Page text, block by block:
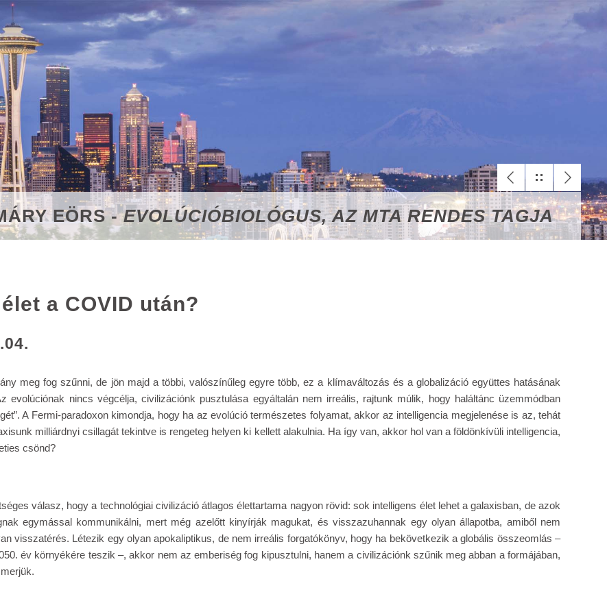
EÖRS -EVOLÚCIÓBIOLÓGUS, AZ MTA RENDES TAGJA
a COVID után?
meg fog szűnni, de jön majd a többi, valószínűleg egyre több, ez a klímaváltozás és a globalizáció együttes hatásának
evolúciónak nincs végcélja, civilizációnk pusztulása egyáltalán nem irreális, rajtunk múlik, hogy haláltánc üzemmódban
A Fermi-paradoxon kimondja, hogy ha az evolúció természetes folyamat, akkor az intelligencia megjelenése is az, tehát
milliárdnyi csillagát tekintve is rengeteg helyen ki kellett alakulnia. Ha így van, akkor hol van a földönkívüli intelligencia,
csönd?
válasz, hogy a technológiai civilizáció átlagos élettartama nagyon rövid: sok intelligens élet lehet a galaxisban, de azok
egymással kommunikálni, mert még azelőtt kinyírják magukat, és visszazuhannak egy olyan állapotba, amiből nem
visszatérés. Létezik egy olyan apokaliptikus, de nem irreális forgatókönyv, hogy ha bekövetkezik a globális összeomlás –
év környékére teszik –, akkor nem az emberiség fog kipusztulni, hanem a civilizációnk szűnik meg abban a formájában,